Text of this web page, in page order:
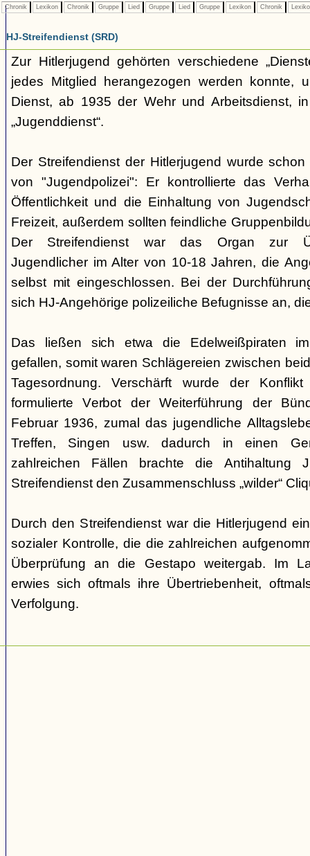
Chronik Lexikon Chronik Gruppe Lied Gruppe Lied Gruppe Lexikon Chronik
HJ-Streifendienst (SRD)
Zur Hitlerjugend gehörten verschiedene
jedes Mitglied herangezogen werden konnte,
Dienst, ab 1935 der Wehr und Arbeitsdienst,
„Jugenddienst“.
Der Streifendienst der Hitlerjugend wurde
von "Jugendpolizei": Er kontrollierte das
Öffentlichkeit und die Einhaltung von
Freizeit, außerdem sollten feindliche
Der Streifendienst war das Organ zur
Jugendlicher im Alter von 10-18 Jahren, die
selbst mit eingeschlossen. Bei der
sich HJ-Angehörige polizeiliche Befugnisse an,
Das ließen sich etwa die Edelweißpiraten
gefallen, somit waren Schlägereien zwischen
Tagesordnung. Verschärft wurde der
formulierte Verbot der Weiterführung der
Februar 1936, zumal das jugendliche
Treffen, Singen usw. dadurch in einen
zahlreichen Fällen brachte die Antihaltung
Streifendienst den Zusammenschluss „wilder“
Durch den Streifendienst war die Hitlerjugend
sozialer Kontrolle, die die zahlreichen
Überprüfung an die Gestapo weitergab. Im
erwies sich oftmals ihre Übertriebenheit,
Verfolgung.